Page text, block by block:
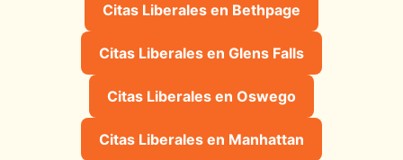
Citas Liberales en Bethpage
Citas Liberales en Glens Falls
Citas Liberales en Oswego
Citas Liberales en Manhattan